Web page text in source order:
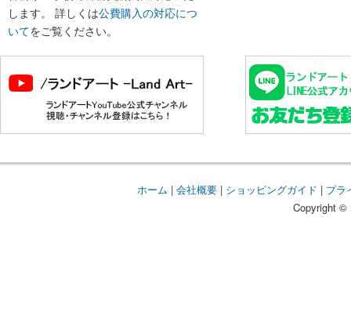
します。 詳しくは公費購入の対応につ
いてをご覧ください。
ホーム | 会社概要| ショッピングガイド | プラ
Copyright ©